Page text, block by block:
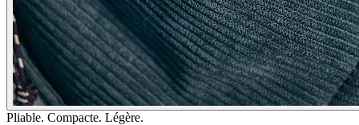
Pliable. Compacte. Légère.